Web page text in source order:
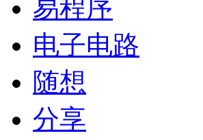
易程序
电子电路
随想
分享